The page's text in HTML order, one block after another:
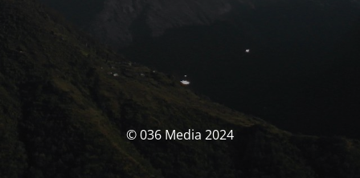
© 036 Media 2024